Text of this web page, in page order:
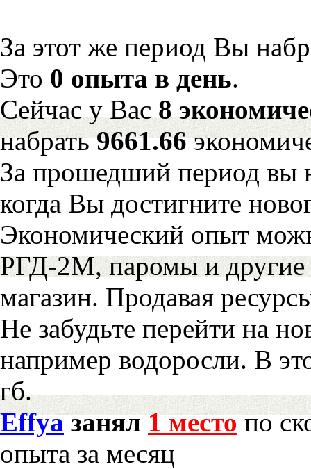
За этот же период Вы
Это 0 опыта в день.
Сейчас у Вас8
набрать9661.66
За прошедший период вы
когда Вы достигните
Экономический опыт
РГД-2М, паромы и другие
магазин. Продавая
Не забудьте перейти на
например водоросли. В
гб.
Effyaзанял1 местопо
опыта за месяц